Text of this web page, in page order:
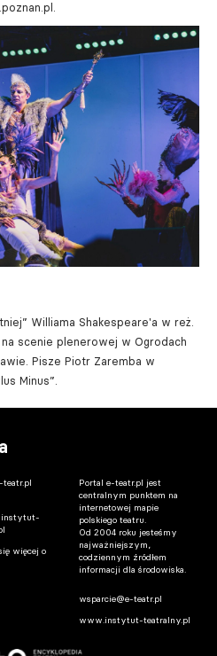
Williama Shakespeare'a w reż.
scenie plenerowej w Ogrodach
Pisze Piotr Zaremba w
Minus”.
teatr.pl
więcej o
Portal e-teatr.pl jest
centralnym punktem na
internetowej mapie
polskiego teatru.
Od 2004 roku jesteśmy
najważniejszym,
codziennym źródłem
informacji dla środowiska.
wsparcie@e-teatr.pl
www.instytut-teatralny.pl